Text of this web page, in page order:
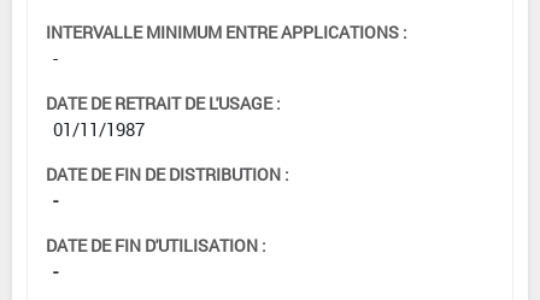
INTERVALLE MINIMUM ENTRE APPLICATIONS :
-
DATE DE RETRAIT DE L'USAGE :
01/11/1987
DATE DE FIN DE DISTRIBUTION :
-
DATE DE FIN D'UTILISATION :
-